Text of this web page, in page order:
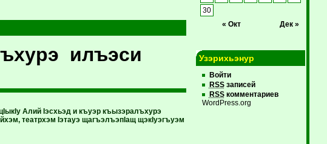
илъэси
Алий Iэсхьэд и къуэр къызэралъхурэ
театрхэм Iэтауэ щагъэлъэпIащ щэкIуэгъуэм
« Окт Дек »
30
Узэрихьэнур
Войти
RSSзаписей
RSSкомментариев
WordPress.org